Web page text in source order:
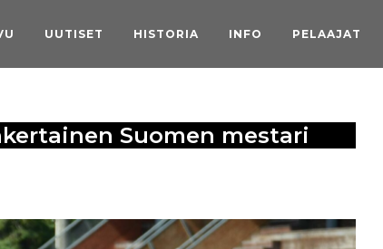
UUTISET HISTORIA INFO PELAAJAT
Suomen mestari